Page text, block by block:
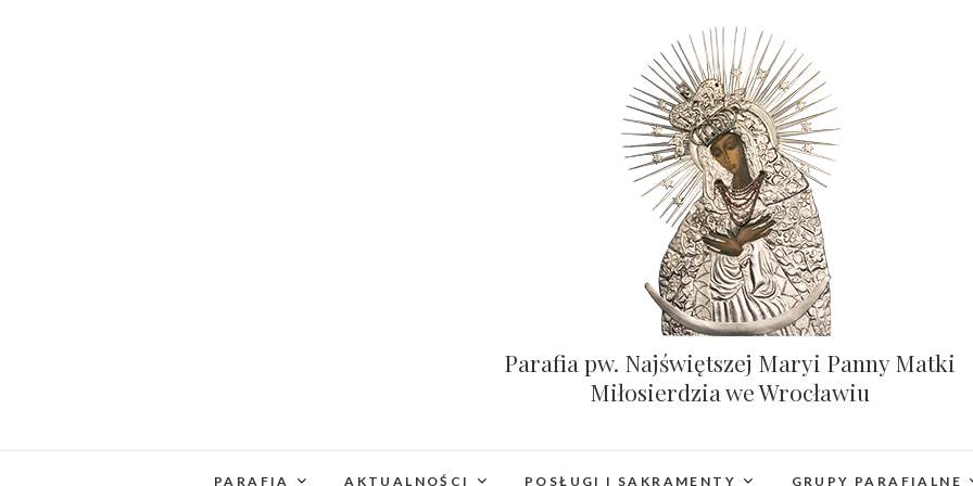
Parafia pw. Najświętszej Maryi Panny Matki
Miłosierdzia we Wrocławiu
PARAFIA AKTUALNOŚCI POSŁUGI I SAKRAMENTY GRUPY PARAFIALNE